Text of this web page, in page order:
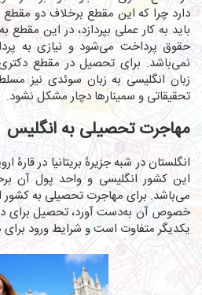
دارد چرا که این مقطع برخلاف دو
باید به کار عملی بپردازد، در این مقطع
حقوق پرداخت می‌شود و نیازی به
نمی‌باشد. برای تحصیل در مقطع
زبان انگلیسی به زبان سوئدی نیز
تحقیقاتی و سمینارها دچار مشکل نشود.
مهاجرت تحصیلی به انگلیس
انگلستان در شبه جزیرۀ بریتانیا در
این کشور انگلیسی و واحد پول آن
می‌باشد. برای مهاجرت تحصیلی به کشور
خصوص آن به‌دست آورد، تحصیل برای
یکدیگر متفاوت است و شرایط ورود